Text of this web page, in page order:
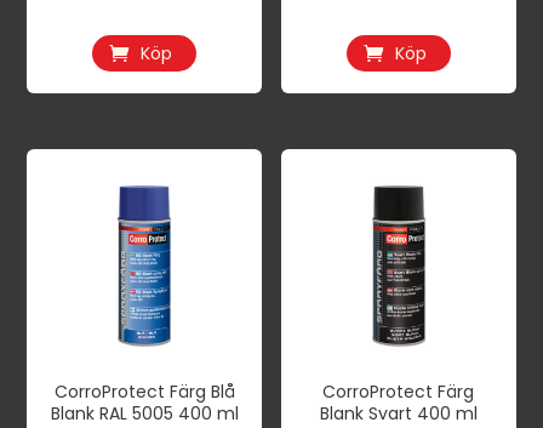
Köp Köp
CorroProtect Färg Blå
Blank RAL 5005 400 ml
CorroProtect Färg
Blank Svart 400 ml